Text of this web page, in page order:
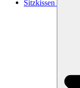
Sitzkissen